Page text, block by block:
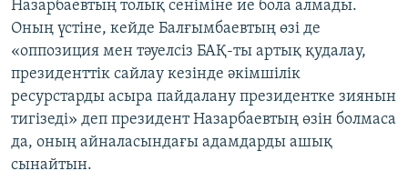
Назарбаевтың толық сеніміне ие бола алмады.
Оның үстіне, кейде Балғымбаевтың өзі де
«оппозиция мен тәуелсіз БАҚ-ты артық қудалау,
президенттік сайлау кезінде әкімшілік
ресурстарды асыра пайдалану президентке зиянын
тигізеді» деп президент Назарбаевтың өзін болмаса
да, оның айналасындағы адамдарды ашық
сынайтын.